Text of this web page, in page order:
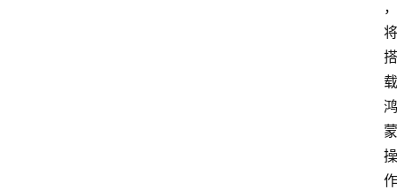
，
将
搭
载
鸿
蒙
操
作